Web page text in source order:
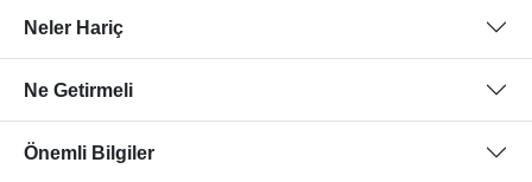
Neler Hariç
Ne Getirmeli
Önemli Bilgiler